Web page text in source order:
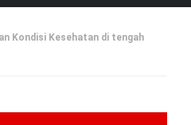
Kondisi Kesehatan di tengah